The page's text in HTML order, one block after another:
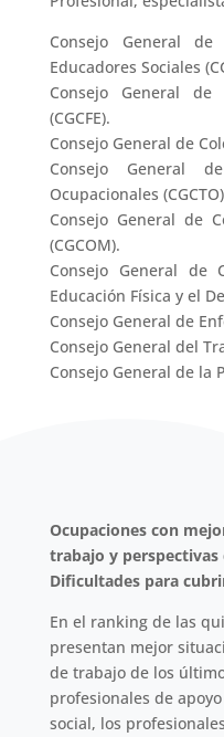
Consejo General
Educadores Sociales
Consejo General de
(CGCFE).
Consejo General de
Consejo General
Ocupacionales
Consejo General de
(CGCOM).
Consejo General de
Educación Física y el
Consejo General de
Consejo General del
Consejo General de la
Ocupaciones con
trabajo y
Dificultades para
En el ranking de las
presentan mejor
de trabajo de los
profesionales de
social, los